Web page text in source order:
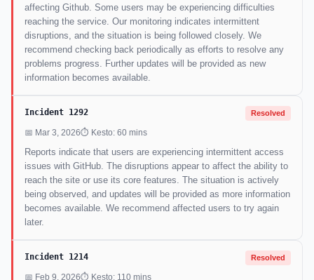
affecting Github. Some users may be experiencing difficulties
reaching the service. Our monitoring indicates intermittent
disruptions, and the situation is being followed closely. We
recommend checking back periodically as efforts to resolve any
problems progress. Further updates will be provided as new
information becomes available.
Incident 1292 Resolved
📅 Mar 3, 2026⏱ Kesto: 60 mins
Reports indicate that users are experiencing intermittent access
issues with GitHub. The disruptions appear to affect the ability to
reach the site or use its core features. The situation is actively
being observed, and updates will be provided as more information
becomes available. We recommend affected users to try again
later.
Incident 1214 Resolved
📅 Feb 9, 2026⏱ Kesto: 110 mins